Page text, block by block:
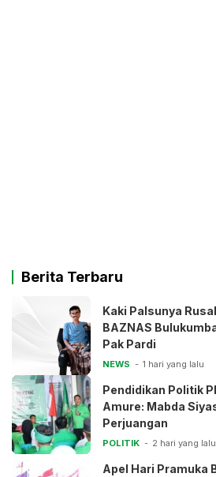
Berita Terbaru
Kaki Palsunya
BAZNAS
Pak Pardi
NEWS 1 hari yang lalu
Pendidikan Politik
Amure: Mabda
Perjuangan
POLITIK 2 hari yang lalu
Apel Hari Pramuka